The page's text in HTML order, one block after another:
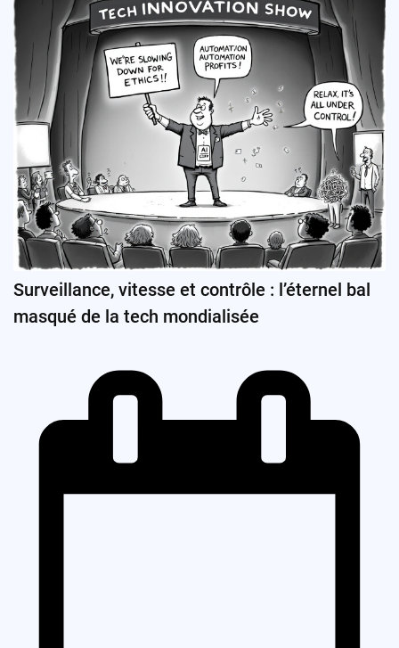
Surveillance, vitesse et contrôle : l’éternel bal
masqué de la tech mondialisée